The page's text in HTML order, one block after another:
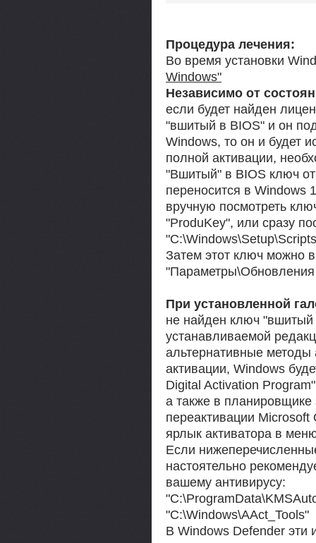
Процедура лечения:
Во время установки
Windows"
Независимо от
если будет найден
"вшитый в BIOS" и он
Windows, то он и будет
полной активации,
"Вшитый" в BIOS ключ
переносится в Windows
вручную посмотреть
"ProduKey", или сразу
Затем этот ключ можно
"Параметры\Обновления
При установленной
не найден ключ
устанавливаемой
альтернативные методы
активации, Windows
Digital Activation
а также в планировщике
переактивации
ярлык активатора в
Если
настоятельно
вашему антивирусу:
"C:\Windows\AAct_Tools"
В Windows Defender эти